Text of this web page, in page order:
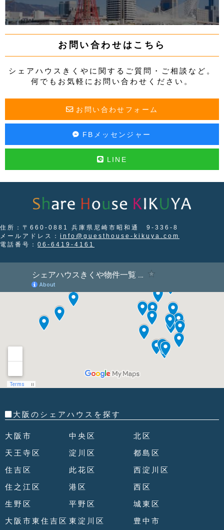
お問い合わせはこちら
シェアハウスきくやに関するご質問・ご相談など。
何でもお気軽にお問い合わせください。
お問い合わせフォーム
FBメッセンジャー
LINE
住所：〒660-0881 兵庫県尼崎市昭和通 9-336-8
メールアドレス： info@guesthouse-kikuya.com
電話番号： 06-6419-4161
大阪のシェアハウスを探す
大阪市 中央区
北区
天王寺区
淀川区
都島区
住吉区
此花区
西淀川区
住之江区
港区
西区
生野区
平野区
城東区
大阪市東住吉区 東淀川区 豊中市